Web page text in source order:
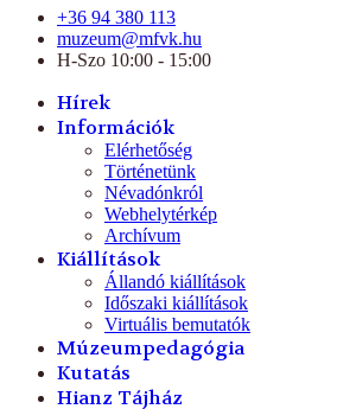
+36 94 380 113
muzeum@mfvk.hu
H-Szo 10:00 - 15:00
Hírek
Információk
Elérhetőség
Történetünk
Névadónkról
Webhelytérkép
Archívum
Kiállítások
Állandó kiállítások
Időszaki kiállítások
Virtuális bemutatók
Múzeumpedagógia
Kutatás
Hianz Tájház